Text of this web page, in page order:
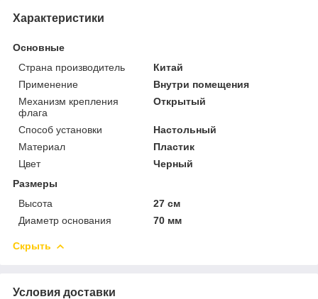
Характеристики
Основные
Страна производитель
Китай
Применение
Внутри помещения
Механизм крепления
флага
Открытый
Способ установки
Настольный
Материал
Пластик
Цвет
Черный
Размеры
Высота
27 см
Диаметр основания
70 мм
Скрыть
Условия доставки